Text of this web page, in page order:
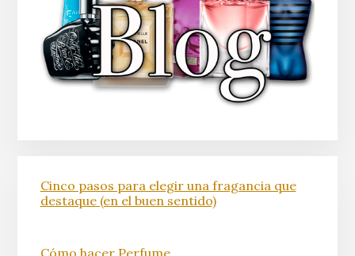
Cinco pasos para elegir una fragancia que
destaque (en el buen sentido)